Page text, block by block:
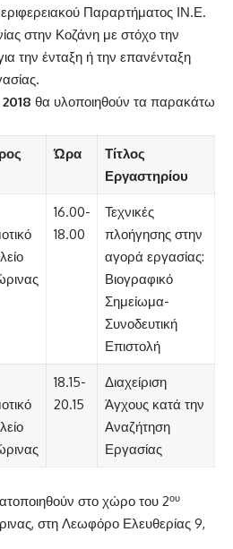
Παραρτήματος ΙΝ.Ε.
στην Κοζάνη με στόχο την
την ένταξη ή την επανένταξη
θα υλοποιηθούν τα παρακάτω
Ώρα
Τίτλος
Εργαστηρίου
16.00-
18.00
Τεχνικές
πλοήγησης στην
αγορά εργασίας:
Βιογραφικό
Σημείωμα-
Συνοδευτική
Επιστολή
18.15-
20.15
Διαχείριση
Άγχους κατά την
Αναζήτηση
Εργασίας
στο χώρο του 2ου
στη Λεωφόρο Ελευθερίας 9,